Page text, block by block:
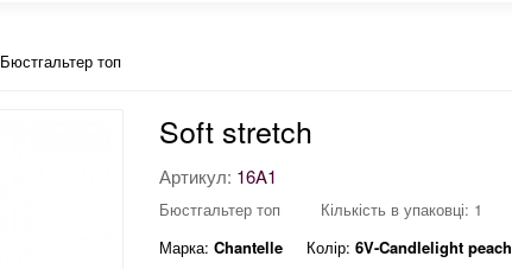
Бюстгальтер топ
Soft stretch
Артикул: 16A1
Бюстгальтер топ
Кількість в упаковці: 1
Марка: Chantelle Колір: 6V-Candlelight peach